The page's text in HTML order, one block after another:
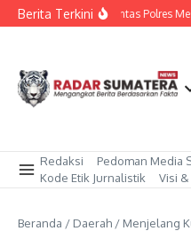
Lewati ke konten
Berita TerkiniSat Lantas Polres
Redaksi
Pedoman Media
Kode Etik Jurnalistik
Visi
Beranda / Daerah / Menjelang